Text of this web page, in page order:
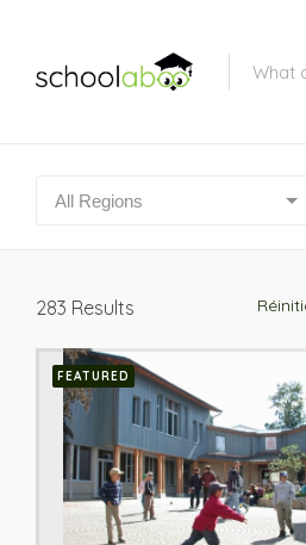
All Regions
283 Results
FEATURED